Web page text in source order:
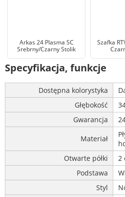
Arkas 24 Plasma SC
Srebrny/Czarny Stolik
Szafka
Specyfikacja, funkcje
Dostępna kolorystyka
Głębokość
Gwarancja
Materiał
Otwarte półki
2
Podstawa
Styl